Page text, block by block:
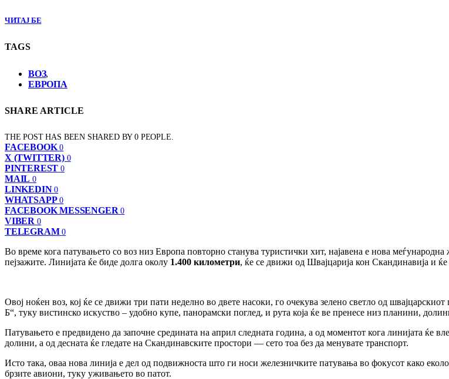
ЧИТАЈ БЕ
TAGS
ВОЗ,
ЕВРОПА
SHARE ARTICLE
THE POST HAS BEEN SHARED BY0 PEOPLE.
FACEBOOK 0
X (TWITTER) 0
PINTEREST 0
MAIL 0
LINKEDIN 0
WHATSAPP 0
FACEBOOK MESSENGER 0
VIBER 0
TELEGRAM 0
Во време кога патувањето со воз низ Европа повторно станува туристички хит, најавена е нова
пејзажите. Линијата ќе биде долга околу 1.400 километри, ќе се движи од Швајцарија кон Скандинавија и
Овој ноќен воз, кој ќе се движи три пати неделно во двете насоки, го очекува зелено светло од
Б“, туку вистинско искуство – удобно купе, панорамски поглед, и рута која ќе ве пренесе низ планини,
Патувањето е предвидено да започне средината на април следната година, а од моментот кога линијата ќе
долини, а од десната ќе гледате на Скандинавските простори — сето тоа без да менувате транспорт.
Исто така, оваа нова линија е дел од подвижноста што ги носи железничките патувања во фокусот како
брзите авиони, туку уживањето во патот.